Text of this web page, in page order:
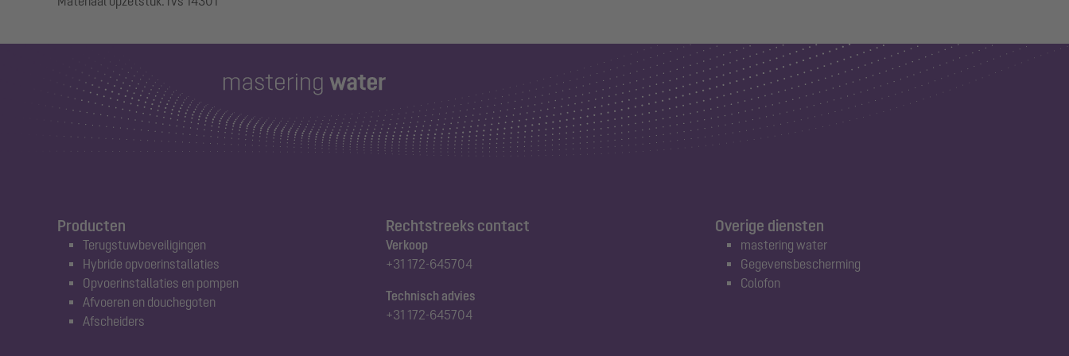
Producten
Terugstuwbeveiligingen
Hybride opvoerinstallaties
Opvoerinstallaties en pompen
Afvoeren en douchegoten
Afscheiders
Rechtstreeks contact
Verkoop
+31 172-645704
Technisch advies
+31 172-645704
Overige diensten
mastering water
Gegevensbescherming
Colofon